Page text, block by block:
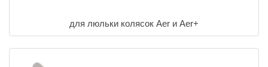
для люльки колясок Aer и Aer+